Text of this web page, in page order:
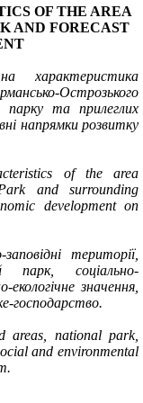
OF THE AREA
AND FORECAST
характеристика
Острозького
парку та прилеглих
напрямки розвитку
of the area
and surrounding
development on
території,
парк, соціально-
екологічне значення,
господарство.
areas, national park,
and environmental